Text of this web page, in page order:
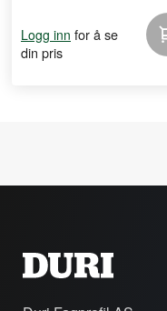
Logg inn for å se
din pris